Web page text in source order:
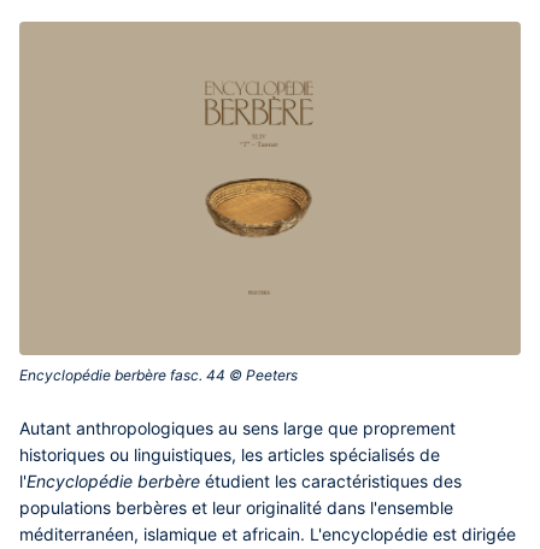
Encyclopédie berbère fasc. 44 © Peeters‎
Contenu
central
Autant anthropologiques au sens large que proprement
historiques ou linguistiques, les articles spécialisés de
l'Encyclopédie berbère étudient les caractéristiques des
populations berbères et leur originalité dans l'ensemble
méditerranéen, islamique et africain. L'encyclopédie est dirigée